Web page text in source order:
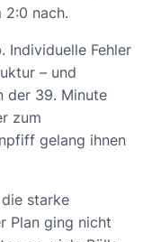
2:0 nach.
Individuelle Fehler
– und
der 39. Minute
zum
gelang ihnen
starke
Plan ging nicht